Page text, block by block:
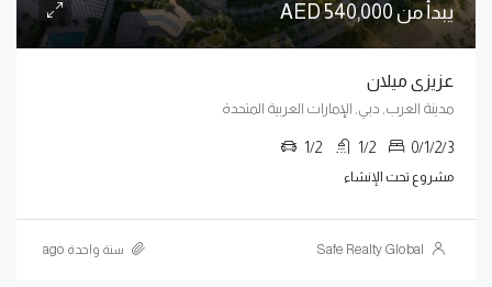
يبدأ من 540,000 AED
عزيزى ميلان
مدينة العرب, دبي, الإمارات العربية المتحدة
0/1/2/3
1/2
1/2
مشروع تحت الإنشاء
Safe Realty Global سنة واحدة ago